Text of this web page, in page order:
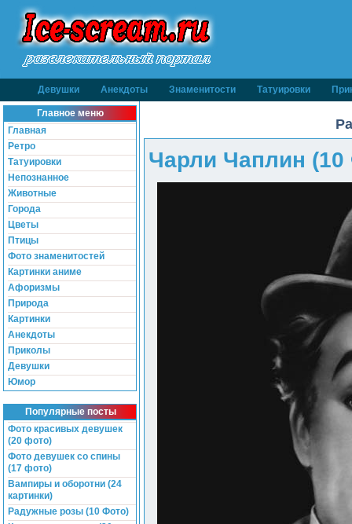
Девушки Анекдоты Знаменитости Татуировки
Главное меню
Главная
Ретро
Татуировки
Непознанное
Животные
Города
Цветы
Птицы
Фото знаменитостей
Картинки аниме
Афоризмы
Природа
Картинки
Анекдоты
Приколы
Девушки
Юмор
Популярные посты
Фото красивых девушек
(20 фото)
Фото девушек со спины
(17 фото)
Вампиры и оборотни (24
картинки)
Радужные розы (10 Фото)
Чарли Чаплин (10